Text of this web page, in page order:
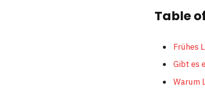
Table
Frühes
Gibt es
Warum